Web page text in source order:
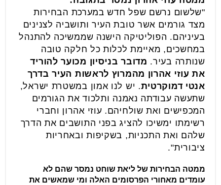
"שלשום נרשם שפל חדש במערכת הבחירות
מצד גורמים אשר טובת העיר ותושביה לצנינים
בעיניהם. הפוליטיקה הישנה שממשיכה להתנהל
במחשכים, מאיימת לכלות כל חלקה טובה
שנותרה בעיר. מדובר בניסיון מכוער להוריד
את עוזי אהרון מהמרוץ לראשות העיר בדרך
אנטי דמוקרטית. יש לנו אמון במשטרת ישראל,
שתעשה עבודתה נאמנה ותלכוד את הגורמים
המכפישים ואת שולחיהם. עוזי אהרון וחברי
רשימתו ימשיכו להציג בפני התושבים את הדרך
שלהם ואת התכניות, בשקיפות ובאחריות
ציבורית".
ממטה הבחירות של ליאת שוחט נמסר שהם לא
עומדים מאחורי הפרסומים האלה ומי שמאשים את